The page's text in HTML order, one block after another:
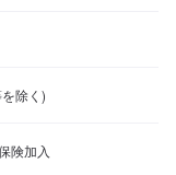
除く)
険加入